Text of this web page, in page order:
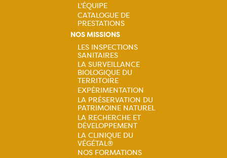
Navigation
principale
L'ÉQUIPE
CATALOGUE DE
PRESTATIONS
NOS MISSIONS
Navigation
principale
LES INSPECTIONS
SANITAIRES
LA SURVEILLANCE
BIOLOGIQUE DU
TERRITOIRE
EXPÉRIMENTATION
LA PRÉSERVATION DU
PATRIMOINE NATUREL
LA RECHERCHE ET
DÉVELOPPEMENT
LA CLINIQUE DU
VÉGÉTAL®
NOS FORMATIONS